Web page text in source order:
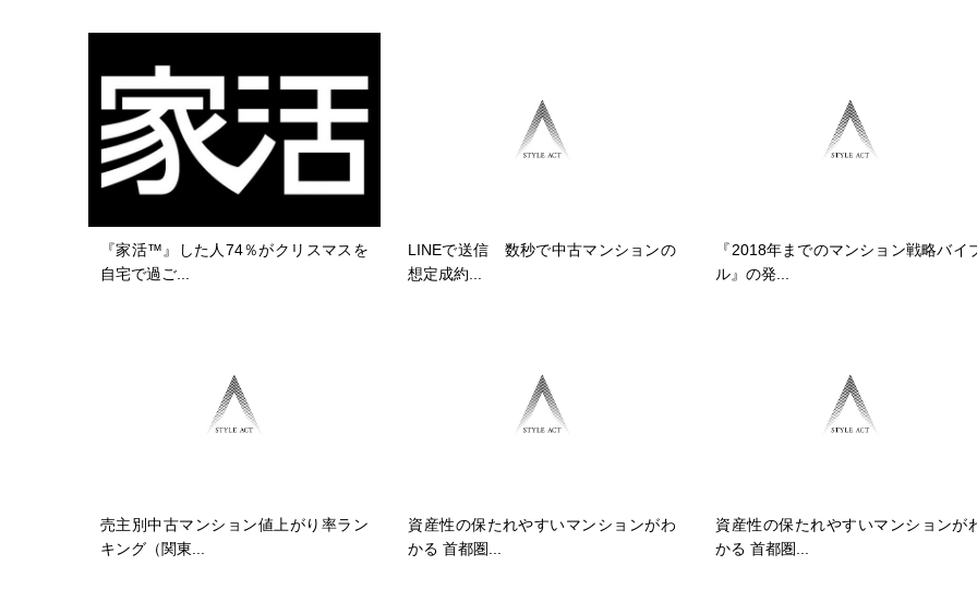
『家活™』した人74％がクリスマスを
自宅で過ご...
LINEで送信 数秒で中古マンションの
想定成約...
『2018年までのマンション戦略バイ
ル』の発...
売主別中古マンション値上がり率ラン
キング（関東...
資産性の保たれやすいマンションがわ
かる 首都圏...
資産性の保たれやすいマンションが
かる 首都圏...